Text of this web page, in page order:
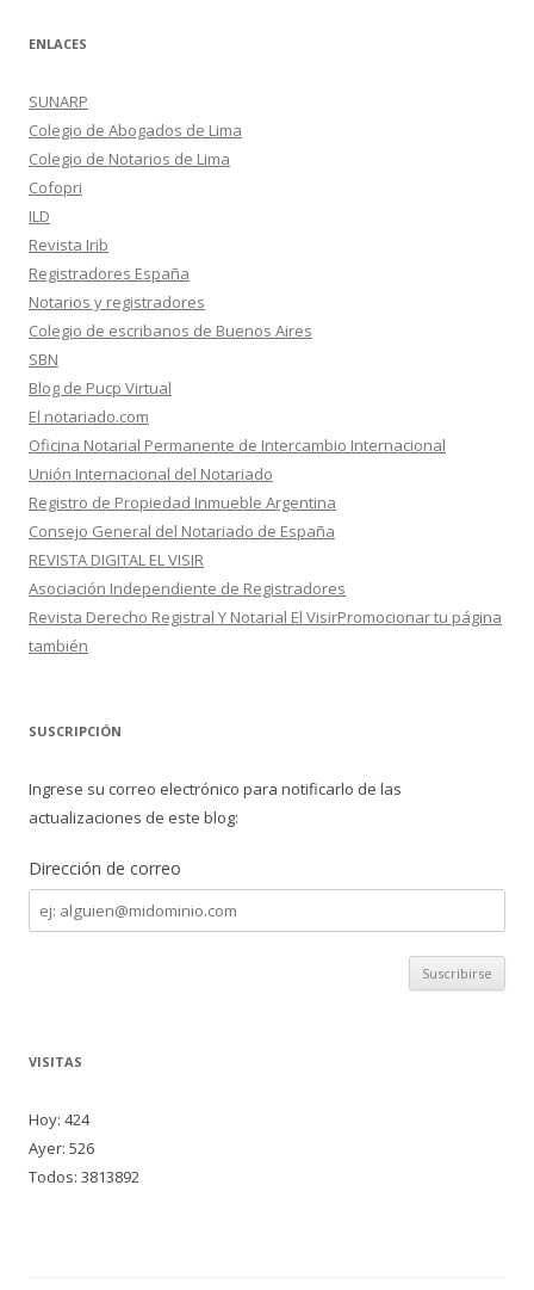
ENLACES
SUNARP
Colegio de Abogados de Lima
Colegio de Notarios de Lima
Cofopri
ILD
Revista Irib
Registradores España
Notarios y registradores
Colegio de escribanos de Buenos Aires
SBN
Blog de Pucp Virtual
El notariado.com
Oficina Notarial Permanente de Intercambio Internacional
Unión Internacional del Notariado
Registro de Propiedad Inmueble Argentina
Consejo General del Notariado de España
REVISTA DIGITAL EL VISIR
Asociación Independiente de Registradores
Revista Derecho Registral Y Notarial El VisirPromocionar tu página
también
SUSCRIPCIÓN
Ingrese su correo electrónico para notificarlo de las
actualizaciones de este blog:
Dirección de correo
Dirección
de
correo
VISITAS
Hoy: 424
Ayer: 526
Todos: 3813892